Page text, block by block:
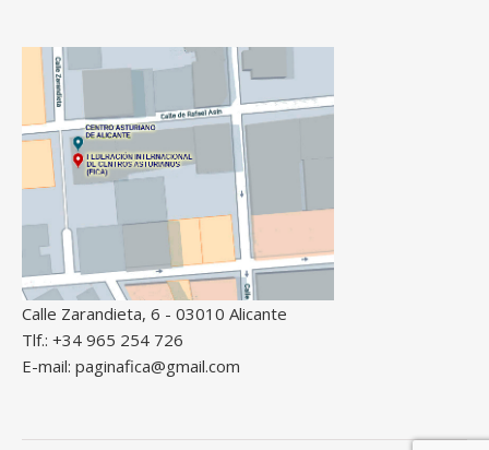
Calle Zarandieta, 6 - 03010 Alicante
Tlf.: +34 965 254 726
E-mail: paginafica@gmail.com